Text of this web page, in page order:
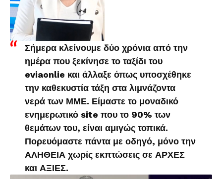
Σήμερα κλείνουμε δύο χρόνια από την
ημέρα που ξεκίνησε το ταξίδι του
eviaonlie και άλλαξε όπως υποσχέθηκε
την καθεκυστία τάξη στα λιμνάζοντα
νερά των ΜΜΕ. Είμαστε το μοναδικό
ενημερωτικό site που το 90% των
θεμάτων του, είναι αμιγώς τοπικά.
Πορευόμαστε πάντα με οδηγό, μόνο την
ΑΛΗΘΕΙΑ χωρίς εκπτώσεις σε ΑΡΧΕΣ
και ΑΞΙΕΣ.